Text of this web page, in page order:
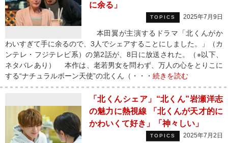
に余る」
TOPICS 2025年7月9日
本田翼が主演するドラマ「北くんがか
わいすぎて手に余るので、3人でシェアすることにしました。」（カ
ンテレ・フジテレビ系）の第2話が、8日に放送された。（※以下、
ネタバレあり） 本作は、老若男女を問わず、万人の心をとりこに
する“ナチュラルボーン天使”の北くん（・・・ 続きを読む
「北くんシェア」“北くん”岩瀬洋志
の魅力に熱視線 「北くんが天才的に
かわいくて好き」「神々しい」
TOPICS 2025年7月2日